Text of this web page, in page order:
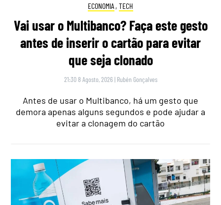
ECONOMIA , TECH
Vai usar o Multibanco? Faça este gesto
antes de inserir o cartão para evitar
que seja clonado
21:30 8 Agosto, 2026 | Rubén Gonçalves
Antes de usar o Multibanco, há um gesto que
demora apenas alguns segundos e pode ajudar a
evitar a clonagem do cartão